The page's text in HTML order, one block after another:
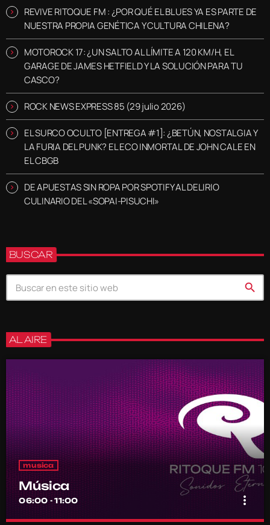
REVIVE RITOQUE FM : ¿POR QUÉ EL BLUES YA ES PARTE DE
NUESTRA PROPIA GENÉTICA Y CULTURA CHILENA?
MOTOROCK 17: ¿UN SALTO AL LÍMITE A 120 KM/H, EL
GARAGE DE JAMES HETFIELD Y LA SOLUCIÓN PARA TU
CASCO?
ROCK NEWS EXPRESS 85 (29 julio 2026)
EL SURCO OCULTO [ENTREGA #1]: ¿BETÚN, NOSTALGIA Y
LA FURIA DEL PUNK? EL ECO INMORTAL DE JOHN CALE EN
EL CBGB
DE APUESTAS SIN ROPA POR SPOTIFY AL DELIRIO
CULINARIO DEL «SOPAI-PISUCHI»
BUSCAR
search
AL AIRE
musica
Música
06:00 - 11:00 more_vert